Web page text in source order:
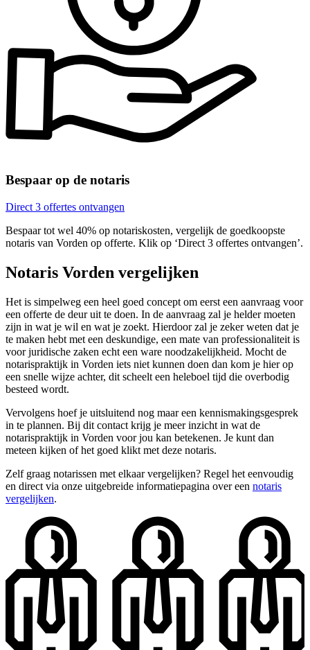
Bespaar op de notaris
Direct 3 offertes ontvangen
Bespaar tot wel 40% op notariskosten, vergelijk de goedkoopste
notaris van Vorden op offerte. Klik op ‘Direct 3 offertes ontvangen’.
Notaris Vorden vergelijken
Het is simpelweg een heel goed concept om eerst een aanvraag voor
een offerte de deur uit te doen. In de aanvraag zal je helder moeten
zijn in wat je wil en wat je zoekt. Hierdoor zal je zeker weten dat je
te maken hebt met een deskundige, een mate van professionaliteit is
voor juridische zaken echt een ware noodzakelijkheid. Mocht de
notarispraktijk in Vorden iets niet kunnen doen dan kom je hier op
een snelle wijze achter, dit scheelt een heleboel tijd die overbodig
besteed wordt.
Vervolgens hoef je uitsluitend nog maar een kennismakingsgesprek
in te plannen. Bij dit contact krijg je meer inzicht in wat de
notarispraktijk in Vorden voor jou kan betekenen. Je kunt dan
meteen kijken of het goed klikt met deze notaris.
Zelf graag notarissen met elkaar vergelijken? Regel het eenvoudig
en direct via onze uitgebreide informatiepagina over een notaris
vergelijken.